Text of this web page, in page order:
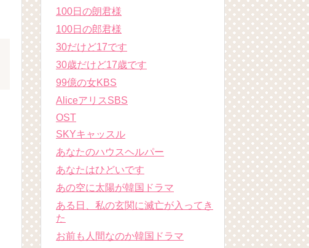
100日の朗君様
100日の郎君様
30だけど17です
30歳だけど17歳です
99億の女KBS
AliceアリスSBS
OST
SKYキャッスル
あなたのハウスヘルパー
あなたはひどいです
あの空に太陽が韓国ドラマ
ある日、私の玄関に滅亡が入ってき
た
お前も人間なのか韓国ドラマ